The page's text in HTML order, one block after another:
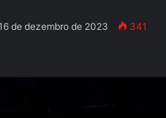
de dezembro de 2023 341